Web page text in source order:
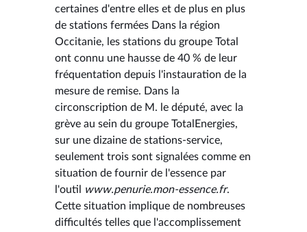
certaines d'entre elles et de plus en plus
de stations fermées Dans la région
Occitanie, les stations du groupe Total
ont connu une hausse de 40 % de leur
fréquentation depuis l'instauration de la
mesure de remise. Dans la
circonscription de M. le député, avec la
grève au sein du groupe TotalEnergies,
sur une dizaine de stations-service,
seulement trois sont signalées comme en
situation de fournir de l'essence par
l'outil www.penurie.mon-essence.fr.
Cette situation implique de nombreuses
difficultés telles que l'accomplissement